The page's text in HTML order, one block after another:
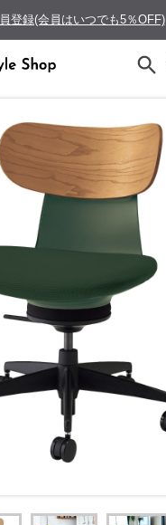
登録(会員はいつでも5％OFF)